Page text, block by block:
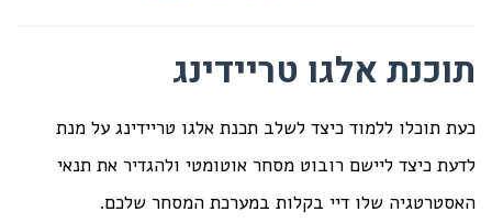
תוכנת אלגו טריידינג
כעת תוכלו ללמוד כיצד לשלב תכנת אלגו טריידינג על מנת
לדעת כיצד ליישם רובוט מסחר אוטומטי ולהגדיר את תנאי
האסטרטגיה שלו דיי בקלות במערכת המסחר שלכם.